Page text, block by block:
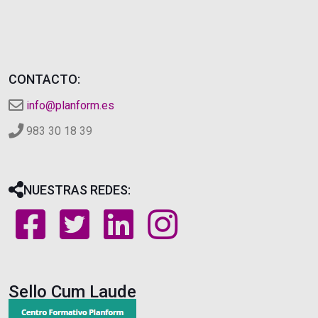
CONTACTO:
info@planform.es
983 30 18 39
NUESTRAS REDES:
Sello Cum Laude